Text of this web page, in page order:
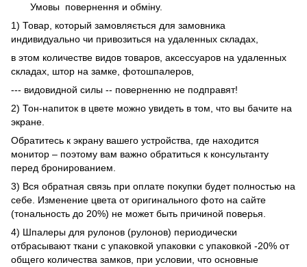
Умовы повернення и обміну.
1) Товар, который замовляється для замовника
индивидуально чи привозиться на удаленных складах,
в этом количестве видов товаров, аксессуаров на удаленных
складах, штор на замке, фотошпалеров,
--- видовидной силы -- поверненню не подправят!
2) Тон-напиток в цвете можно увидеть в том, что вы бачите на
экране.
Обратитесь к экрану вашего устройства, где находится
монитор – поэтому вам важно обратиться к консультанту
перед бронированием.
3) Вся обратная связь при оплате покупки будет полностью на
себе. Изменение цвета от оригинального фото на сайте
(тональность до 20%) не может быть причиной поверья.
4) Шпалеры для рулонов (рулонов) периодически
отбрасывают ткани с упаковкой упаковки с упаковкой -20% от
общего количества замков, при условии, что основные